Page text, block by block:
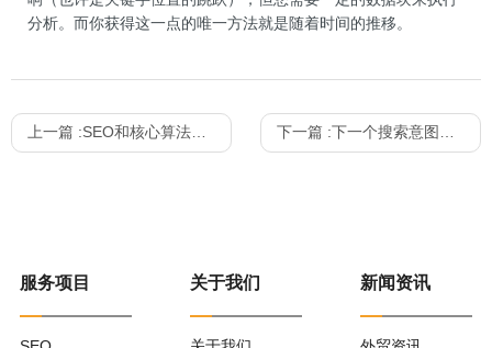
分析。而你获得这一点的唯一方法就是随着时间的推移。
上一篇 :SEO和核心算法：如何解决，分析和影响 下一篇 :下一个搜索意图是什么？
服务项目 关于我们 新闻资讯